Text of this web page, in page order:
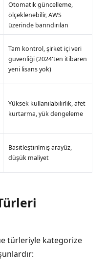
Otomatik güncelleme,
ölçeklenebilir, AWS
üzerinde barındırılan
Tam kontrol, şirket içi veri
güvenliği (2024'ten itibaren
yeni lisans yok)
Yüksek kullanılabilirlik, afet
kurtarma, yük dengeleme
Basitleştirilmiş arayüz,
düşük maliyet
türleriyle kategorize